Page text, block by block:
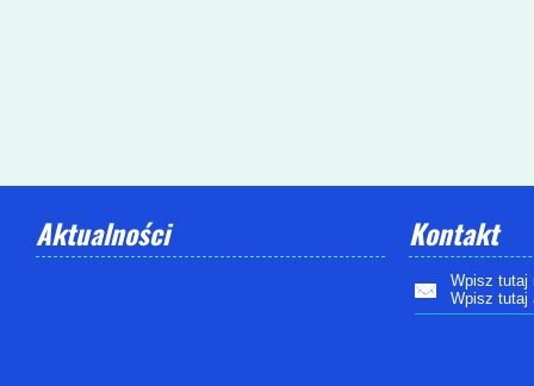
Aktualności Kontakt
Wpisz tutaj
Wpisz tutaj